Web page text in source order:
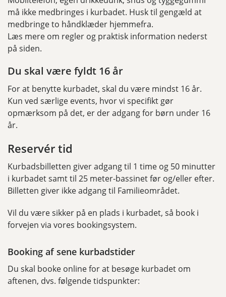
må ikke medbringes i kurbadet. Husk til gengæld at
medbringe to håndklæder hjemmefra.
Læs mere om regler og praktisk information nederst
på siden.
Du skal være fyldt 16 år
For at benytte kurbadet, skal du være mindst 16 år.
Kun ved særlige events, hvor vi specifikt gør
opmærksom på det, er der adgang for børn under 16
år.
Reservér tid
Kurbadsbilletten giver adgang til 1 time og 50 minutter
i kurbadet samt til 25 meter-bassinet før og/eller efter.
Billetten giver ikke adgang til Familieområdet.
Vil du være sikker på en plads i kurbadet, så book i
forvejen via vores bookingsystem.
Booking af sene kurbadstider
Du skal booke online for at besøge kurbadet om
aftenen, dvs. følgende tidspunkter: